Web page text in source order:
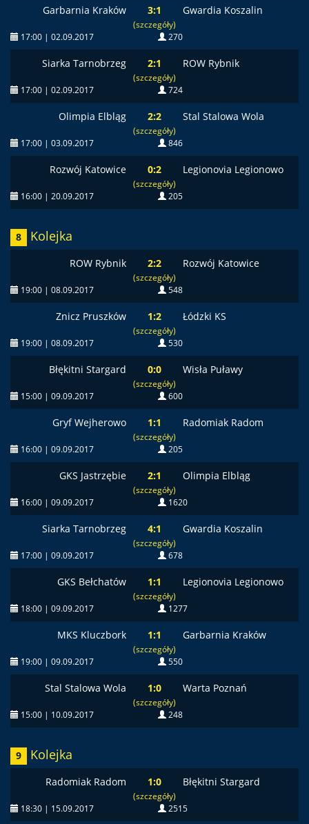
Garbarnia Kraków 3:1
(szczegóły)
Gwardia Koszalin
17:00 | 02.09.2017 270
Siarka Tarnobrzeg 2:1
(szczegóły)
ROW Rybnik
17:00 | 02.09.2017 724
Olimpia Elbląg 2:2
(szczegóły)
Stal Stalowa Wola
17:00 | 03.09.2017 846
Rozwój Katowice 0:2
(szczegóły)
Legionovia Legionowo
16:00 | 20.09.2017 205
8 Kolejka
ROW Rybnik 2:2
(szczegóły)
Rozwój Katowice
19:00 | 08.09.2017 548
Znicz Pruszków 1:2
(szczegóły)
Łódzki KS
19:00 | 08.09.2017 530
Błękitni Stargard 0:0
(szczegóły)
Wisła Puławy
15:00 | 09.09.2017 600
Gryf Wejherowo 1:1
(szczegóły)
Radomiak Radom
16:00 | 09.09.2017 205
GKS Jastrzębie 2:1
(szczegóły)
Olimpia Elbląg
16:00 | 09.09.2017 1620
Siarka Tarnobrzeg 4:1
(szczegóły)
Gwardia Koszalin
17:00 | 09.09.2017 678
GKS Bełchatów 1:1
(szczegóły)
Legionovia Legionowo
18:00 | 09.09.2017 1277
MKS Kluczbork 1:1
(szczegóły)
Garbarnia Kraków
19:00 | 09.09.2017 550
Stal Stalowa Wola 1:0
(szczegóły)
Warta Poznań
15:00 | 10.09.2017 248
9 Kolejka
Radomiak Radom 1:0
(szczegóły)
Błękitni Stargard
18:30 | 15.09.2017 2515